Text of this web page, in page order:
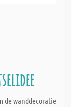
de wanddecoratie